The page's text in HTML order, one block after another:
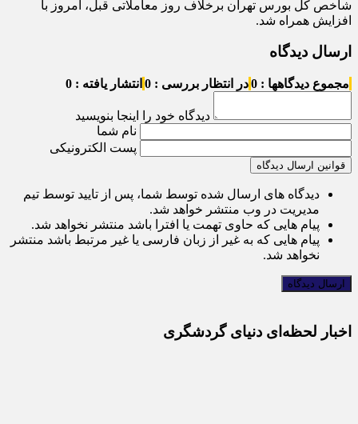
شاخص کل بورس تهران برخلاف روز معاملاتی قبل، امروز با
افزایش همراه شد.
ارسال دیدگاه
مجموع دیدگاهها : 0 در انتظار بررسی : 0 انتشار یافته : 0
دیدگاه خود را اینجا بنویسید
نام شما
پست الکترونیکی
قوانین ارسال دیدگاه
دیدگاه های ارسال شده توسط شما، پس از تایید توسط تیم
مدیریت در وب منتشر خواهد شد.
پیام هایی که حاوی تهمت یا افترا باشد منتشر نخواهد شد.
پیام هایی که به غیر از زبان فارسی یا غیر مرتبط باشد منتشر
نخواهد شد.
اخبار لحظه‌ای دنیای گردشگری